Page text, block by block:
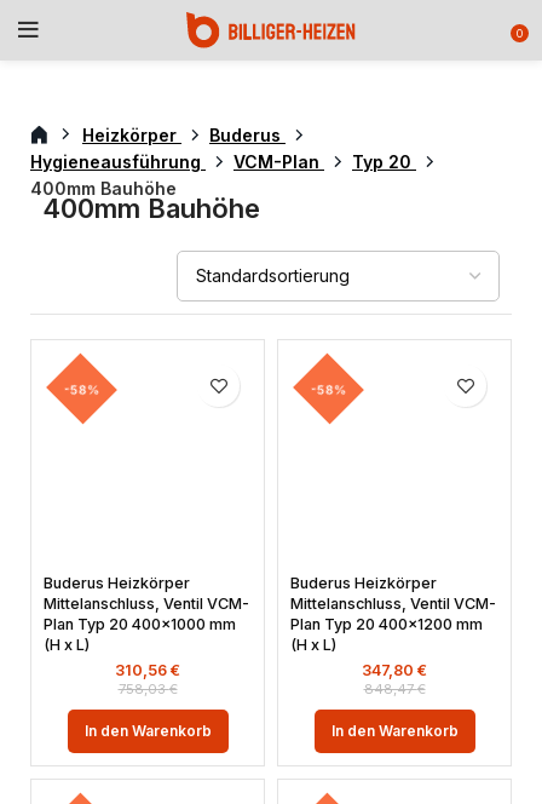
0
Heizkörper
Buderus
Hygieneausführung
VCM-Plan
Typ 20
400mm Bauhöhe
400mm Bauhöhe
-58%
Buderus Heizkörper
Mittelanschluss, Ventil VCM-
Plan Typ 20 400×1000 mm
(H x L)
758,03€
310,56 €
In den Warenkorb
-58%
Buderus Heizkörper
Mittelanschluss, Ventil VCM-
Plan Typ 20 400×1200 mm
(H x L)
848,47€
347,80 €
In den Warenkorb